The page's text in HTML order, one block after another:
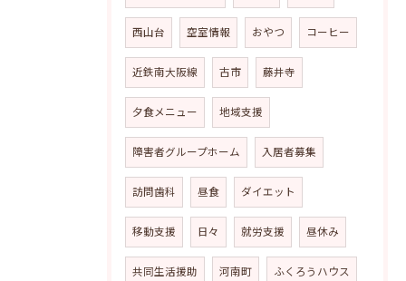
西山台 空室情報 おやつ コーヒー
近鉄南大阪線 古市 藤井寺
夕食メニュー 地域支援
障害者グループホーム 入居者募集
訪問歯科 昼食 ダイエット
移動支援 日々 就労支援 昼休み
共同生活援助 河南町 ふくろうハウス